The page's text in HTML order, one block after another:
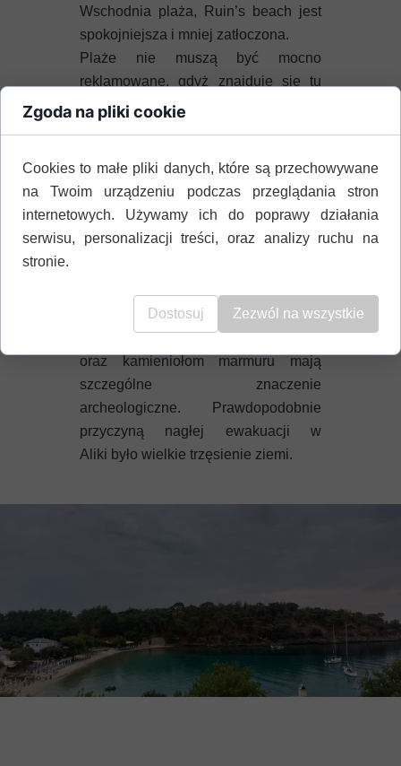
Wschodnia plaża, Ruin’s beach jest
spokojniejsza i mniej zatłoczona.
Plaże nie muszą być mocno
reklamowane, gdyż znajduje się tu
jedno najsłynniejszych miejsc na
Alikirozłożone są w otoczeniu drzew,
które przy wysokiej temperaturze dają
odpoczynek a wytyczone szlaki
zachęcają do spacerowania. Zabytki
strojach kąpielkowych.
Starożytna wioska, dwie stare bazyliki
oraz kamieniołom marmuru mają
szczególne znaczenie
archeologiczne. Prawdopodobnie
przyczyną nagłej ewakuacji w
Aliki było wielkie trzęsienie ziemi.
Zgoda na pliki cookie
Cookies to małe pliki danych, które są przechowywane
na Twoim urządzeniu podczas przeglądania stron
internetowych. Używamy ich do poprawy działania
serwisu, personalizacji treści, oraz analizy ruchu na
stronie.
Dostosuj Zezwól na wszystkie